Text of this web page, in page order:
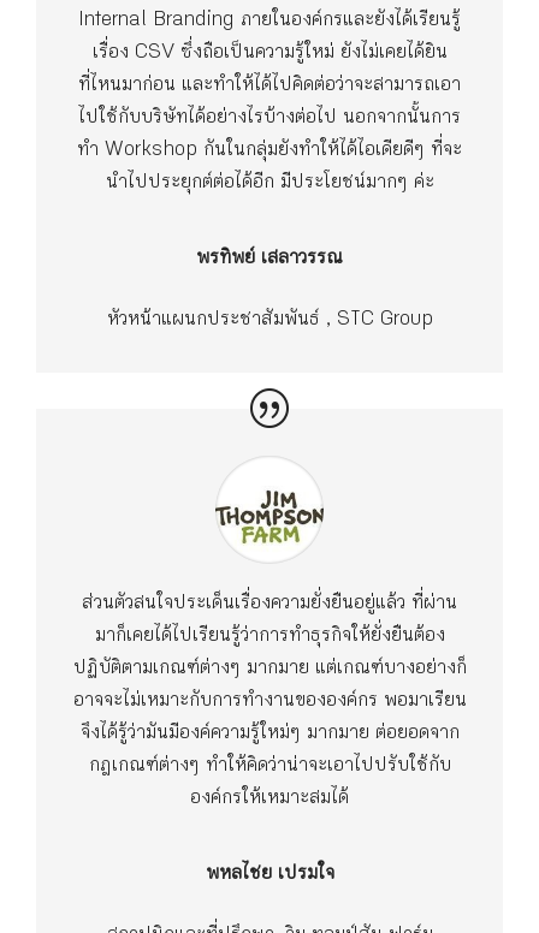
Internal Branding ภายในองค์กรและยังได้เรียนรู้
เรื่อง CSV ซึ่งถือเป็นความรู้ใหม่ ยังไม่เคยได้ยิน
ที่ไหนมาก่อน และทำให้ได้ไปคิดต่อว่าจะสามารถเอา
ไปใช้กับบริษัทได้อย่างไรบ้างต่อไป นอกจากนั้นการ
ทำ Workshop กันในกลุ่มยังทำให้ได้ไอเดียดีๆ ที่จะ
นำไปประยุกต์ต่อได้อีก มีประโยชน์มากๆ ค่ะ
พรทิพย์ เสลาวรรณ
หัวหน้าแผนกประชาสัมพันธ์ , STC Group
ส่วนตัวสนใจประเด็นเรื่องความยั่งยืนอยู่แล้ว ที่ผ่าน
มาก็เคยได้ไปเรียนรู้ว่าการทำธุรกิจให้ยั่งยืนต้อง
ปฏิบัติตามเกณฑ์ต่างๆ มากมาย แต่เกณฑ์บางอย่างก็
อาจจะไม่เหมาะกับการทำงานขององค์กร พอมาเรียน
จึงได้รู้ว่ามันมีองค์ความรู้ใหม่ๆ มากมาย ต่อยอดจาก
กฎเกณฑ์ต่างๆ ทำให้คิดว่าน่าจะเอาไปปรับใช้กับ
องค์กรให้เหมาะสมได้
พหลไชย เปรมใจ